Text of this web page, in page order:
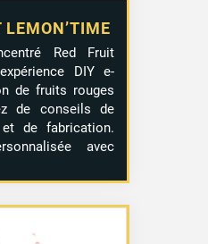
LEMON’TIME
Red Fruit
DIY e-
de fruits rouges
de conseils de
de fabrication.
avec